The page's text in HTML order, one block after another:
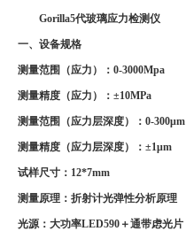
Gorilla5代玻璃应力检测仪
一、设备规格
测量范围（应力）：0-3000Mpa
测量精度（应力）：±10MPa
测量范围（应力层深度）：0-300μm
测量精度（应力层深度）：±1μm
试样尺寸：12*7mm
测量原理：折射计光弹性分析原理
光源：大功率LED590＋通带虑光片